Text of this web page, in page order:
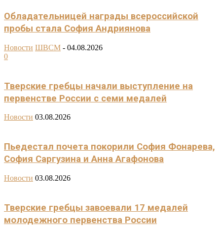
Обладательницей награды всероссийской
пробы стала София Андриянова
Новости ШВСМ - 04.08.2026
0
Тверские гребцы начали выступление на
первенстве России с семи медалей
Новости 03.08.2026
Пьедестал почета покорили София Фонарева,
София Саргузина и Анна Агафонова
Новости 03.08.2026
Тверские гребцы завоевали 17 медалей
молодежного первенства России